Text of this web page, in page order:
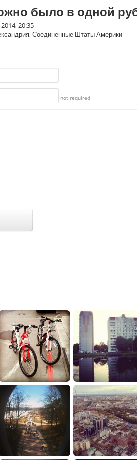
было в одной
20:35
Соединенные Штаты Америки
not required